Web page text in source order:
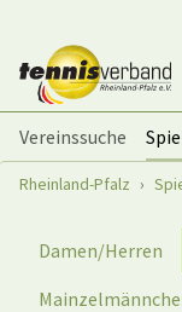
Vereinssuche
Sie sind hier:
Rheinland-Pfalz
Damen/Herren